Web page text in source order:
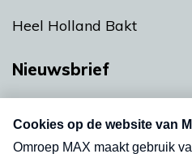
Heel Holland Bakt
Nieuwsbrief
Neem hier een gratis
nieuwsbrief. Elke vrijdag-
uw mailbox.